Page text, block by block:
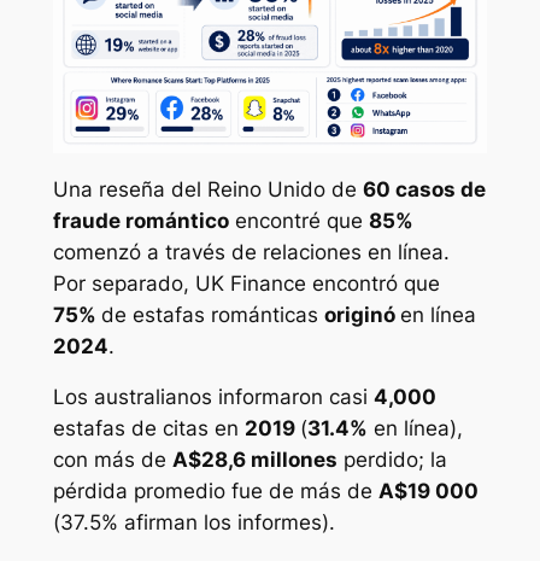
Una reseña del Reino Unido de 60 casos de
fraude románticoencontré que 85%
comenzó a través de relaciones en línea.
Por separado, UK Finance encontró que
75% de estafas románticas originó en línea
2024.
Los australianos informaron casi 4,000
estafas de citas en 2019 (31.4% en línea),
con más de A$28,6 millones perdido; la
pérdida promedio fue de más de A$19 000
(37.5% afirman los informes).